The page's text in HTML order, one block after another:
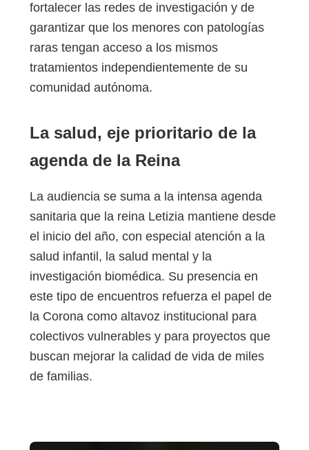
fortalecer las redes de investigación y de
garantizar que los menores con patologías
raras tengan acceso a los mismos
tratamientos independientemente de su
comunidad autónoma.
La salud, eje prioritario de la
agenda de la Reina
La audiencia se suma a la intensa agenda
sanitaria que la reina Letizia mantiene desde
el inicio del año, con especial atención a la
salud infantil, la salud mental y la
investigación biomédica. Su presencia en
este tipo de encuentros refuerza el papel de
la Corona como altavoz institucional para
colectivos vulnerables y para proyectos que
buscan mejorar la calidad de vida de miles
de familias.